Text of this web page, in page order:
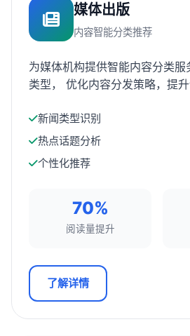
媒体出版
内容智能分类推荐
为媒体机构提供智能内容分类服
类型， 优化内容分发策略，提升
新闻类型识别
热点话题分析
个性化推荐
70%
阅读量提升
了解详情